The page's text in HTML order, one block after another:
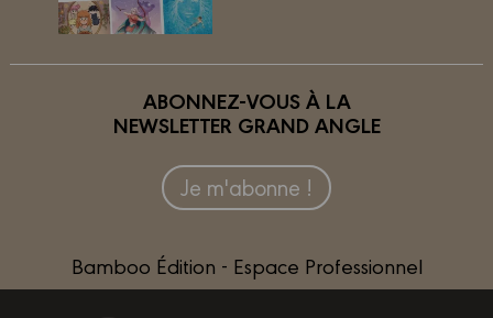
ABONNEZ-VOUS À LA
NEWSLETTER GRAND ANGLE
Je m'abonne !
Bamboo Édition - Espace Professionnel